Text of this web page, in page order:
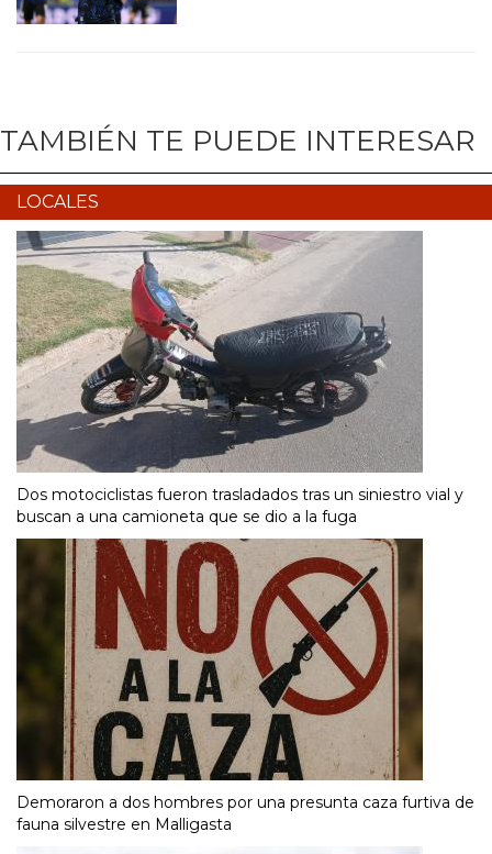
TAMBIÉN TE PUEDE INTERESAR
LOCALES
Dos motociclistas fueron trasladados tras un siniestro vial y
buscan a una camioneta que se dio a la fuga
Demoraron a dos hombres por una presunta caza furtiva de
fauna silvestre en Malligasta